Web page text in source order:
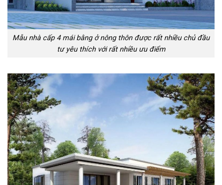
Mẫu nhà cấp 4 mái bằng ở nông thôn được rất nhiều chủ đầu
tư yêu thích với rất nhiều ưu điểm